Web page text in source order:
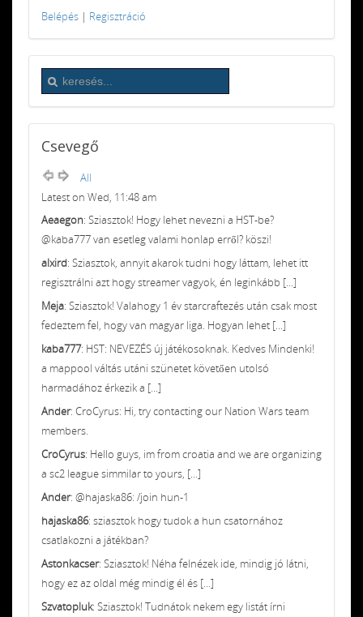
Belépés | Regisztráció
Csevegő
All
Latest on Wed, 11:48 am
Aeaegon: Sziasztok! Hogy lehet nevezni a HST-be?
@kaba777 van esetleg valami honlap erről? köszi!
alxird: Sziasztok, annyit akarok tudni hogy láttam, lehet itt
regisztrálni azt hogy streamer vagyok, én leginkább [...]
Meja: Sziasztok! Valahogy 1 év starcraftezés után csak most
fedeztem fel, hogy van magyar liga. Hogyan lehet [...]
kaba777: HST: NEVEZÉS új játékosoknak. Kedves Mindenki!
a mappool váltás utáni szünetet követően utolsó
harmadához érkezik a [...]
Ander: CroCyrus: Hi, try contacting our Nation Wars team
members.
CroCyrus: Hello guys, im from croatia and we are organizing
a sc2 league simmilar to yours, [...]
Ander: @hajaska86: /join hun-1
hajaska86: sziasztok hogy tudok a hun csatornához
csatlakozni a játékban?
Astonkacser: Sziasztok! Néha felnézek ide, mindig jó látni,
hogy ez az oldal még mindig él és [...]
Szvatopluk: Sziasztok! Tudnátok nekem egy listát írni